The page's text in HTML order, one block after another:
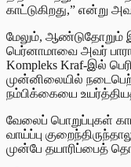
காட்டுகிறது,” என்று
மேலும், ஆண்டுதோறும்
பெர்னாமாவை அவர்
Kompleks Kraf-இல்
முன்னிலையில்
நம்பிக்கையை
வேலைப் பொறுப்புகள்
வாய்ப்பு
முன்பே தயாரிப்பைத்